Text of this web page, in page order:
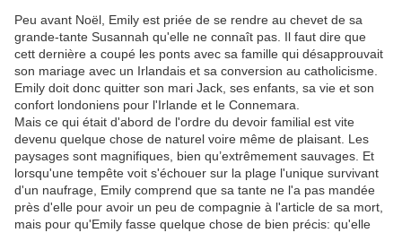
Peu avant Noël, Emily est priée de se rendre au chevet de sa
grande-tante Susannah qu'elle ne connaît pas. Il faut dire que
cett dernière a coupé les ponts avec sa famille qui désapprouvait
son mariage avec un Irlandais et sa conversion au catholicisme.
Emily doit donc quitter son mari Jack, ses enfants, sa vie et son
confort londoniens pour l'Irlande et le Connemara.
Mais ce qui était d'abord de l'ordre du devoir familial est vite
devenu quelque chose de naturel voire même de plaisant. Les
paysages sont magnifiques, bien qu’extrêmement sauvages. Et
lorsqu'une tempête voit s'échouer sur la plage l'unique survivant
d'un naufrage, Emily comprend que sa tante ne l'a pas mandée
près d'elle pour avoir un peu de compagnie à l'article de sa mort,
mais pour qu'Emily fasse quelque chose de bien précis: qu'elle